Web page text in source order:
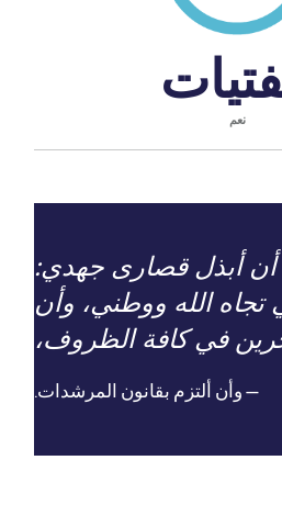
أبذل قصارى جهدي:
الله ووطني، وأن
في كافة الظروف،
وأن ألتزم بقانون المرشدات.